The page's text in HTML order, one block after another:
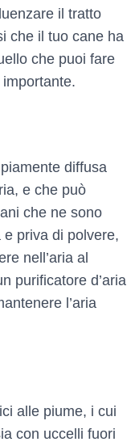
il tratto
che il tuo cane ha
che puoi fare
diffusa
e che può
che ne sono
priva di polvere,
nell’aria al
purificatore d’aria
l’aria
alle piume, i cui
con uccelli fuori